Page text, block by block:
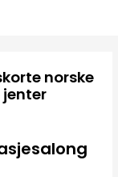
norske
jenter